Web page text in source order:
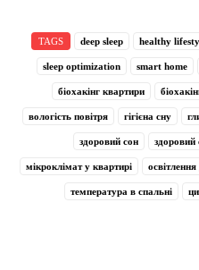
TAGS deep sleep healthy
sleep optimization smart home
біохакінг квартири
вологість повітря гігієна сну
здоровий сон здоровий
мікроклімат у квартирі
температура в спальні